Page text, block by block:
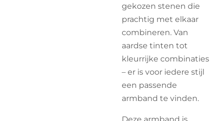
gekozen stenen die
prachtig met elkaar
combineren. Van
aardse tinten tot
kleurrijke combinaties
– er is voor iedere stijl
een passende
armband te vinden.
Deze armband is